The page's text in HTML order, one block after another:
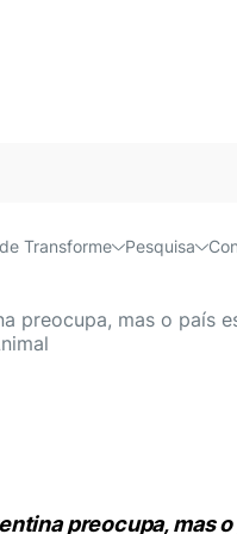
Transforme Pesquisa
vizinhos
preocupa, mas o país
preocupa, mas